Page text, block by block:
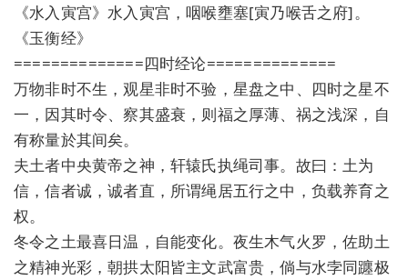
《水入寅宫》水入寅宫，咽喉壅塞[寅乃喉舌之府]。
《玉衡经》
==============四时经论==============
万物非时不生，观星非时不验，星盘之中、四时之星不
一，因其时令、察其盛衰，则福之厚薄、祸之浅深，自
有称量於其间矣。
夫土者中央黄帝之神，轩辕氏执绳司事。故曰：土为
信，信者诚，诚者直，所谓绳居五行之中，负载养育之
权。
冬令之土最喜日温，自能变化。夜生木气火罗，佐助土
之精神光彩，朝拱太阳皆主文武富贵，倘与水孛同躔极